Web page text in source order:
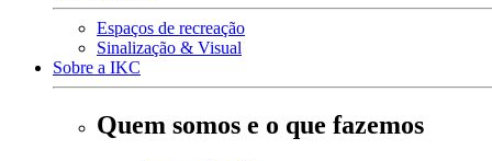
Espaços de recreação
Sinalização & Visual
Sobre a IKC
Quem somos e o que fazemos